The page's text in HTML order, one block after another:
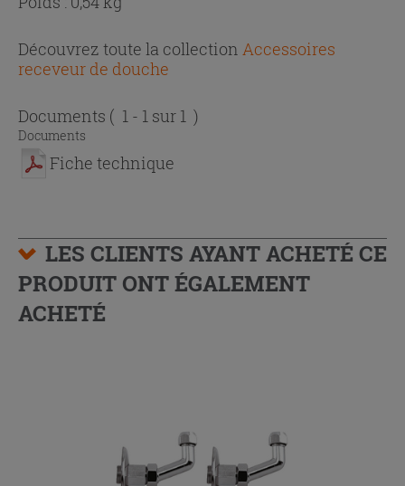
Découvrez toute la collection Accessoires
receveur de douche
Documents ( 1 - 1 sur 1 )
Documents
Fiche technique
LES CLIENTS AYANT ACHETÉ CE
PRODUIT ONT ÉGALEMENT
ACHETÉ